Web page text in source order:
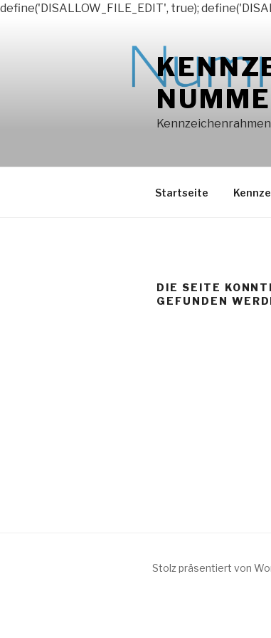
define('DISALLOW_FILE_EDIT', true);
Startseite
DIE SEITE
GEFUNDEN
Stolz präsentiert von